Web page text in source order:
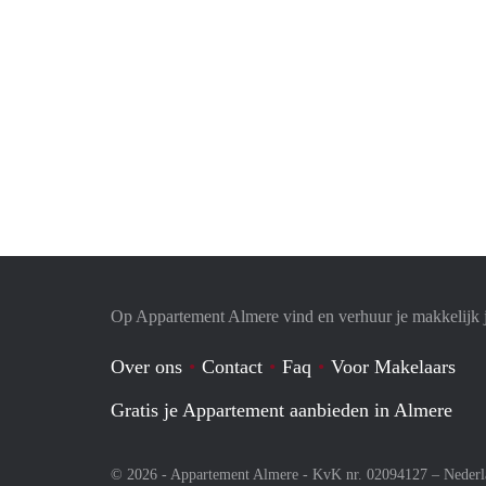
Op Appartement Almere vind en verhuur je makkelijk
Over ons Contact Faq
Voor Makelaars
Gratis je Appartement aanbieden in Almere
© 2026 - Appartement Almere - KvK nr. 02094127 –